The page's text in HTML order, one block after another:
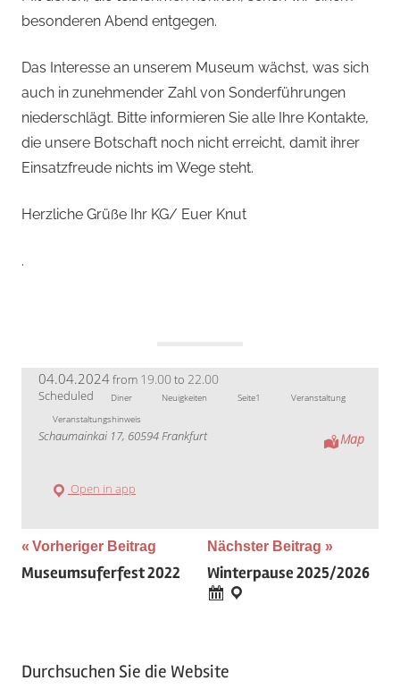
besonderen Abend entgegen.
Das Interesse an unserem Museum wächst, was sich
auch in zunehmender Zahl von Sonderführungen
niederschlägt. Bitte informieren Sie alle Ihre Kontakte,
die unsere Botschaft noch nicht erreicht, damit ihrer
Einsatzfreude nichts im Wege steht.
Herzliche Grüße Ihr KG/ Euer Knut
.
04.04.2024from 19.00to 22.00
Scheduled Diner Neuigkeiten Seite1
Veranstaltung
Veranstaltungshinweis
Schaumainkai 17, 60594 Frankfurt Map
Open in app
Beitragsnavigation
Vorheriger Beitrag
Museumsuferfest 2022
Nächster Beitrag
Winterpause 2025/2026
Durchsuchen Sie die Website